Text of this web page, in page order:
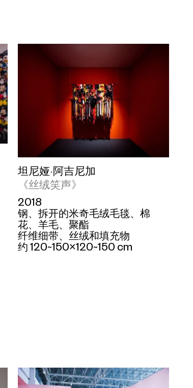
坦尼娅·阿吉尼加
《丝绒笑声》
2018
钢、拆开的米奇毛绒毛毯、棉
花、羊毛、聚酯
纤维细带、丝绒和填充物
约 120~150×120~150 cm